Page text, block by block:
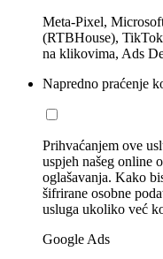
Meta-Pixel,
(RTBHouse),
na klikovima, Ads
Napredno praćenje
Prihvaćanjem ove
uspjeh našeg online
oglašavanja. Kako
šifrirane osobne
usluga ukoliko već
Google Ads